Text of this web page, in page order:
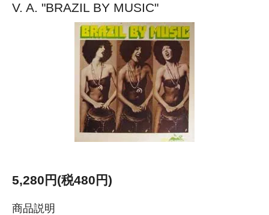
V. A. "BRAZIL BY MUSIC"
5,280円(税480円)
商品説明